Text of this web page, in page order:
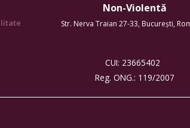
Non-Violentă
Str. Nerva Traian 27-33, București,
CUI: 23665402
Reg. ONG.: 119/2007